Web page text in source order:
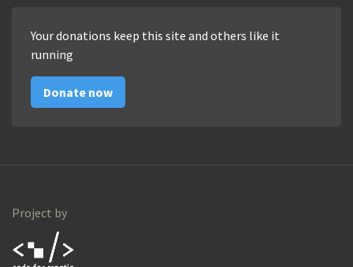
Your donations keep this site and others like it
running
Donate now
Project by